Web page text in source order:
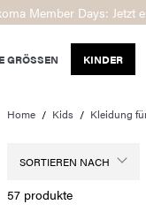
Member Days: Jetzt
GRÖSSEN KINDER
Home Kids Kleidung
SORTIEREN NACH
57 produkte